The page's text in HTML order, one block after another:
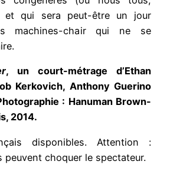
et qui sera peut-être un jour
machines-chair qui ne se
, un court-métrage d’Ethan
Kerkovich, Anthony Guerino
: Hanuman Brown-
2014.
disponibles. Attention :
peuvent choquer le spectateur.